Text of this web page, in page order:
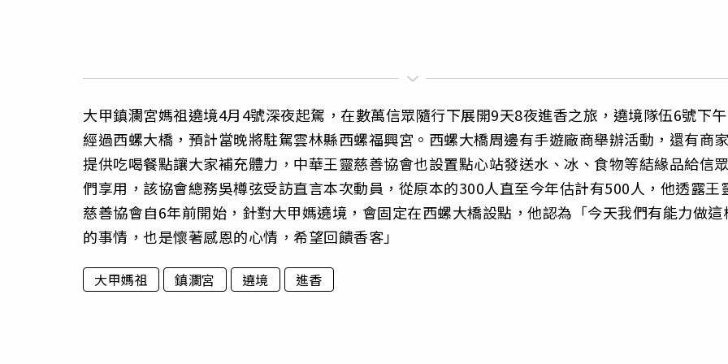
大甲鎮瀾宮媽祖遶境4月4號深夜起駕，在數萬信眾隨行下展開9天8夜進香之旅，遶境隊伍6號下午
經過西螺大橋，預計當晚將駐駕雲林縣西螺福興宮。西螺大橋周邊有手遊廠商舉辦活動，還有商家
提供吃喝餐點讓大家補充體力，中華王靈慈善協會也設置點心站發送水、冰、食物等結緣品給信眾
們享用，該協會總務吳樽弦受訪直言本次動員，從原本的300人直至今年估計有500人，他透露王
慈善協會自6年前開始，針對大甲媽遶境，會固定在西螺大橋設點，他認為「今天我們有能力做這
的事情，也是懷著感恩的心情，希望回饋香客」
大甲媽祖 鎮瀾宮 遶境 進香